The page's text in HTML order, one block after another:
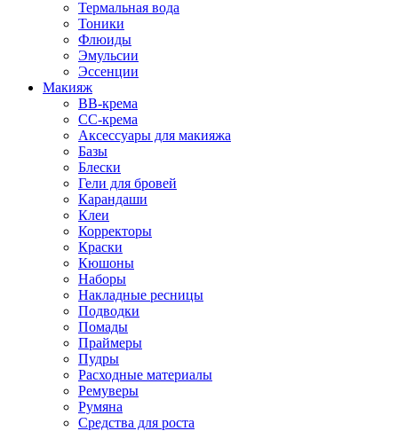
Термальная вода
Тоники
Флюиды
Эмульсии
Эссенции
Макияж
BB-крема
CC-крема
Аксессуары для макияжа
Базы
Блески
Гели для бровей
Карандаши
Клеи
Корректоры
Краски
Кюшоны
Наборы
Накладные ресницы
Подводки
Помады
Праймеры
Пудры
Расходные материалы
Ремуверы
Румяна
Средства для роста